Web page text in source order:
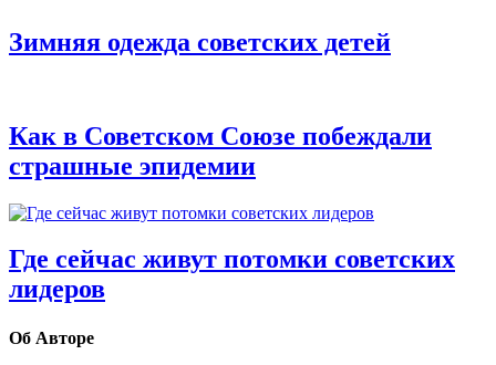
Зимняя одежда советских детей
Как в Советском Союзе побеждали
страшные эпидемии
Где сейчас живут потомки советских
лидеров
Об Авторе